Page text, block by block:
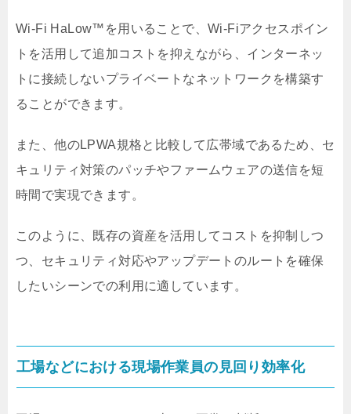
Wi-Fi HaLow™を用いることで、Wi-Fiアクセスポイン
トを活用して追加コストを抑えながら、インターネッ
トに接続しないプライベートなネットワークを構築す
ることができます。
また、他のLPWA規格と比較して広帯域であるため、セ
キュリティ対策のパッチやファームウェアの送信を短
時間で実現できます。
このように、既存の資産を活用してコストを抑制しつ
つ、セキュリティ対応やアップデートのルートを確保
したいシーンでの利用に適しています。
工場などにおける現場作業員の見回り効率化